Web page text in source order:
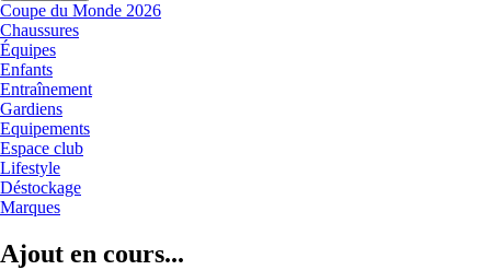
Coupe du Monde 2026
Chaussures
Équipes
Enfants
Entraînement
Gardiens
Equipements
Espace club
Lifestyle
Déstockage
Marques
Ajout en cours...